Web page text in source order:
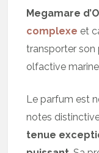
Megamare
complexe et
transporter son
olfactive
Le parfum est
notes
tenue